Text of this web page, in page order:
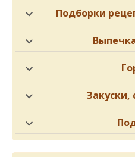
Подборки
Закуски,